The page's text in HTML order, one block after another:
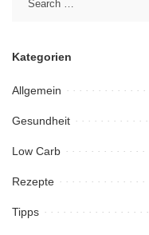
Kategorien
Allgemein
Gesundheit
Low Carb
Rezepte
Tipps